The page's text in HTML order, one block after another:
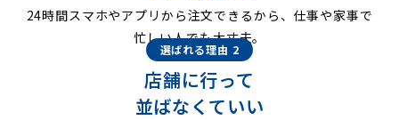
24時間スマホやアプリから注文できるから、仕事や家事で
忙しい人でも大丈夫。
選ばれる理由 2
店舗に行って
並ばなくていい